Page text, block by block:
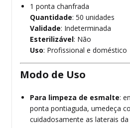
1 ponta chanfrada
Quantidade: 50 unidades
Validade: Indeterminada
Esterilizável: Não
Uso: Profissional e doméstico
Modo de Uso
Para limpeza de esmalte:
ponta pontiaguda, umedeça
cuidadosamente as laterais da